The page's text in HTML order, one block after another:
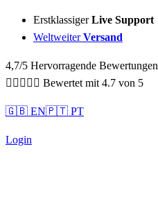
Sidebar-
Sidebar-
ErstklassigerLive Support
WeltweiterVersand
4,7/5 Hervorragende Bewertungen
     Bewertet mit 4.7 von 5
🇬🇧 EN🇵🇹 PT
Login